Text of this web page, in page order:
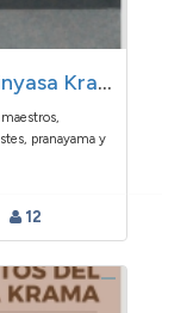
Diplomado Avanzado en Vinyasa Krama Yoga
pranayama y
12